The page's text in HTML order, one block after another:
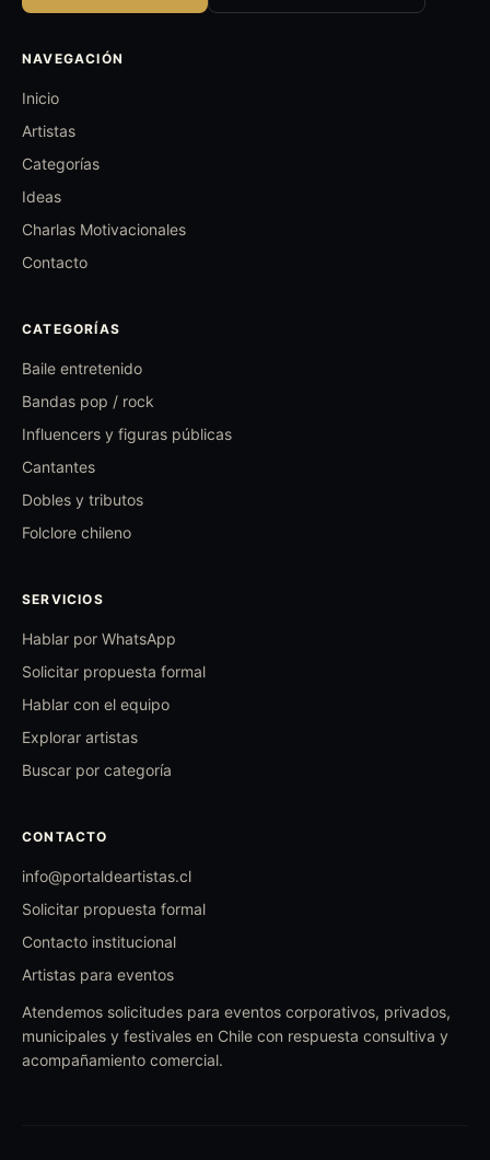
NAVEGACIÓN
Inicio
Artistas
Categorías
Ideas
Charlas Motivacionales
Contacto
CATEGORÍAS
Baile entretenido
Bandas pop / rock
Influencers y figuras públicas
Cantantes
Dobles y tributos
Folclore chileno
SERVICIOS
Hablar por WhatsApp
Solicitar propuesta formal
Hablar con el equipo
Explorar artistas
Buscar por categoría
CONTACTO
info@portaldeartistas.cl
Solicitar propuesta formal
Contacto institucional
Artistas para eventos
Atendemos solicitudes para eventos corporativos, privados,
municipales y festivales en Chile con respuesta consultiva y
acompañamiento comercial.